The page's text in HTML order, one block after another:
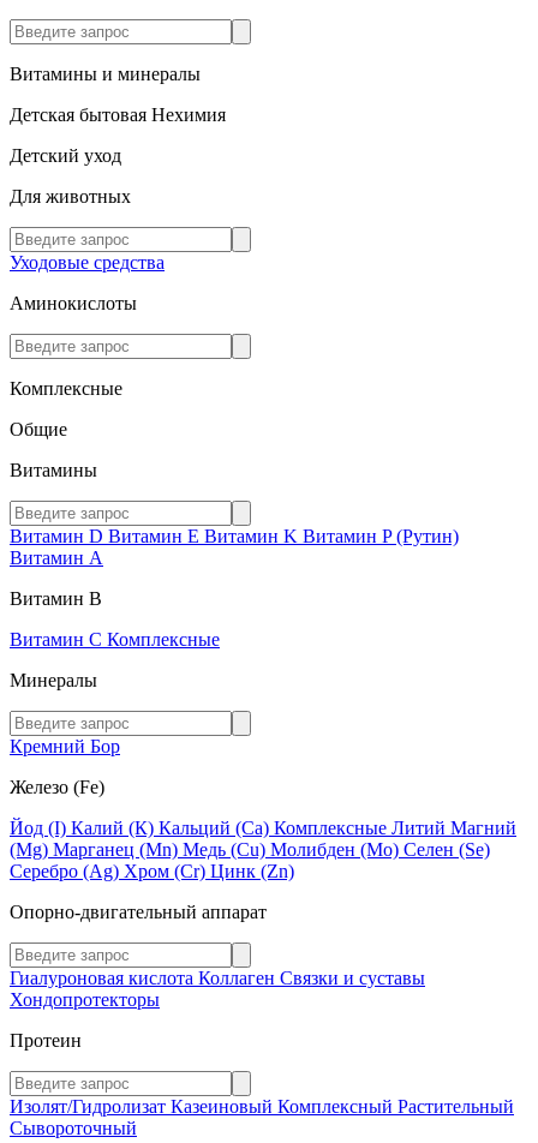
Витамины и минералы
Детская бытовая Нехимия
Детский уход
Для животных
Уходовые средства
Аминокислоты
Комплексные
Общие
Витамины
Витамин D Витамин E Витамин K Витамин P (Рутин)
Витамин А
Витамин В
Витамин C Комплексные
Минералы
Кремний Бор
Железо (Fe)
Йод (I) Калий (К) Кальций (Са) Комплексные Литий Магний
(Mg) Марганец (Mn) Медь (Сu) Молибден (Мо) Селен (Se)
Серебро (Ag) Хром (Cr) Цинк (Zn)
Опорно-двигательный аппарат
Гиалуроновая кислота Коллаген Связки и суставы
Хондопротекторы
Протеин
Изолят/Гидролизат Казеиновый Комплексный Растительный
Сывороточный